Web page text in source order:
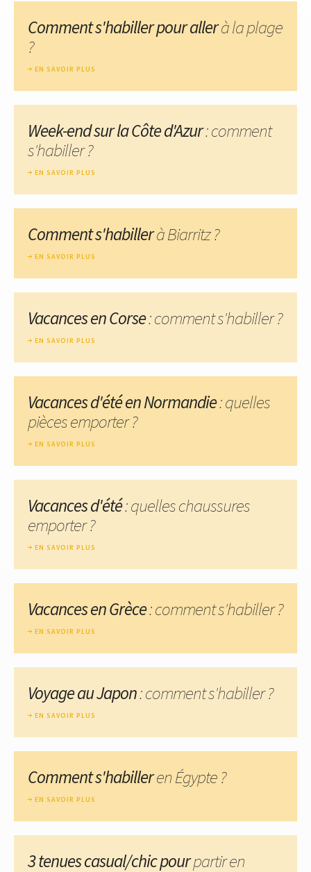
Comment s'habiller pour allerà la plage
?
EN SAVOIR PLUS
Week-end sur la Côte d'Azur: comment
s'habiller ?
EN SAVOIR PLUS
Comment s'habillerà Biarritz ?
EN SAVOIR PLUS
Vacances en Corse: comment s'habiller ?
EN SAVOIR PLUS
Vacances d'été en Normandie: quelles
pièces emporter ?
EN SAVOIR PLUS
Vacances d'été: quelles chaussures
emporter ?
EN SAVOIR PLUS
Vacances en Grèce: comment s'habiller ?
EN SAVOIR PLUS
Voyage au Japon: comment s'habiller ?
EN SAVOIR PLUS
Comment s'habilleren Égypte ?
EN SAVOIR PLUS
3 tenues casual/chic pourpartir en